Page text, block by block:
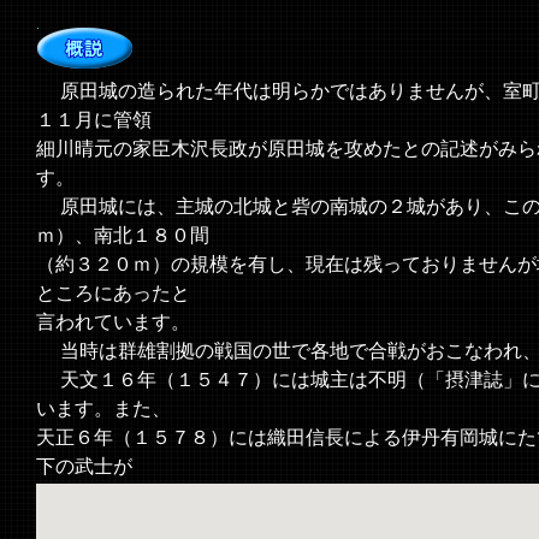
原田城の造られた年代は明らかではありませんが、室
１１月に管領
細川晴元の家臣木沢長政が原田城を攻めたとの記述がみ
す。
原田城には、主城の北城と砦の南城の２城があり、こ
ｍ）、南北１８０間
（約３２０ｍ）の規模を有し、現在は残っておりません
ところにあったと
言われています。
当時は群雄割拠の戦国の世で各地で合戦がおこなわれ
天文１６年（１５４７）には城主は不明（「摂津誌」
います。また、
天正６年（１５７８）には織田信長による伊丹有岡城に
下の武士が